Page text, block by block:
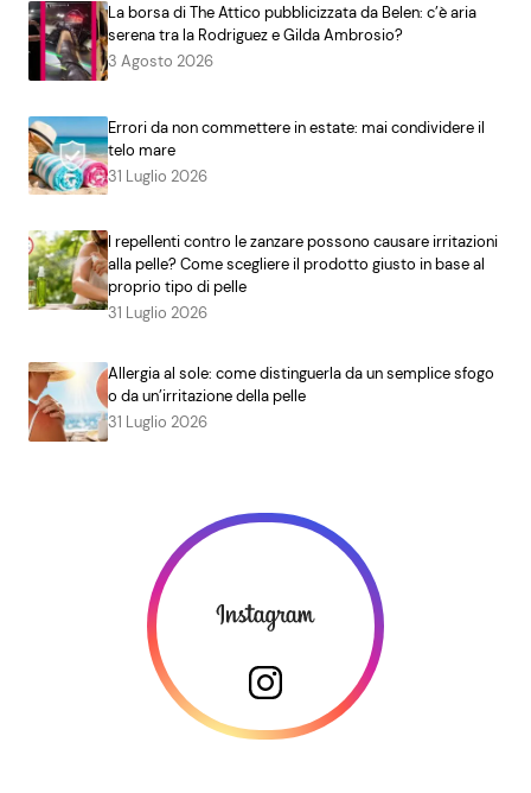
La borsa di The Attico pubblicizzata da Belen: c’è aria
serena tra la Rodriguez e Gilda Ambrosio?
3 Agosto 2026
Errori da non commettere in estate: mai condividere il
telo mare
31 Luglio 2026
I repellenti contro le zanzare possono causare irritazioni
alla pelle? Come scegliere il prodotto giusto in base al
proprio tipo di pelle
31 Luglio 2026
Allergia al sole: come distinguerla da un semplice sfogo
o da un’irritazione della pelle
31 Luglio 2026